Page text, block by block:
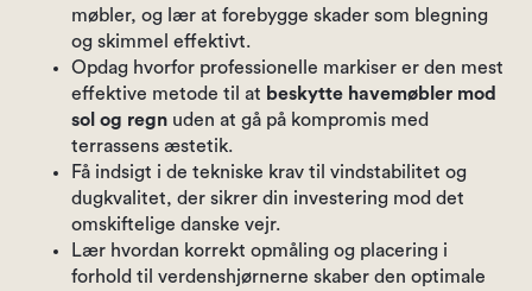
møbler, og lær at forebygge skader som blegning
og skimmel effektivt.
Opdag hvorfor professionelle markiser er den mest
effektive metode til at beskytte havemøbler mod
sol og regn uden at gå på kompromis med
terrassens æstetik.
Få indsigt i de tekniske krav til vindstabilitet og
dugkvalitet, der sikrer din investering mod det
omskiftelige danske vejr.
Lær hvordan korrekt opmåling og placering i
forhold til verdenshjørnerne skaber den optimale